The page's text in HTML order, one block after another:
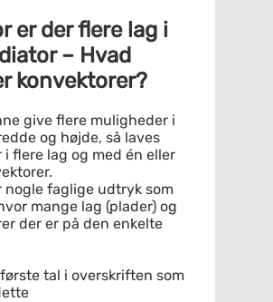
er der flere lag i
– Hvad
konvektorer?
give flere muligheder i
og højde, så laves
i flere lag og med én eller
nogle faglige udtryk som
mange lag (plader) og
der er på den enkelte
tal i overskriften som